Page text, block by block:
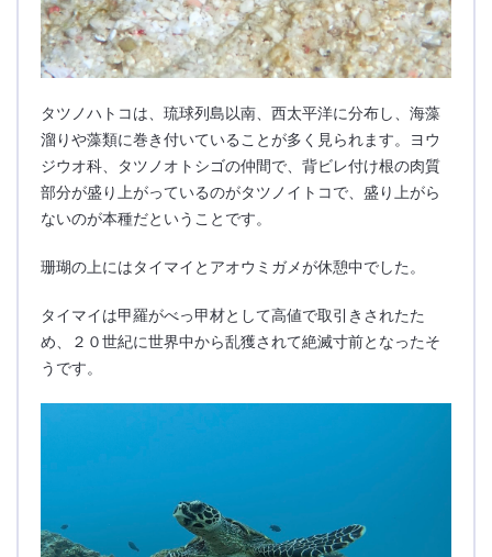
タツノハトコは、琉球列島以南、西太平洋に分布し、海藻
溜りや藻類に巻き付いていることが多く見られます。ヨウ
ジウオ科、タツノオトシゴの仲間で、背ビレ付け根の肉質
部分が盛り上がっているのがタツノイトコで、盛り上がら
ないのが本種だということです。
珊瑚の上にはタイマイとアオウミガメが休憩中でした。
タイマイは甲羅がべっ甲材として高値で取引きされたた
め、２０世紀に世界中から乱獲されて絶滅寸前となったそ
うです。